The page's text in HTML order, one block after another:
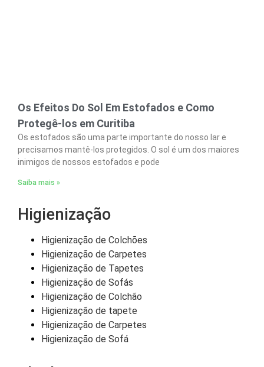
Os Efeitos Do Sol Em Estofados e Como
Protegê-los em Curitiba
Os estofados são uma parte importante do nosso lar e
precisamos mantê-los protegidos. O sol é um dos maiores
inimigos de nossos estofados e pode
Saiba mais »
Higienização
Higienização de Colchões
Higienização de Carpetes
Higienização de Tapetes
Higienização de Sofás
Higienização de Colchão
Higienização de tapete
Higienização de Carpetes
Higienização de Sofá